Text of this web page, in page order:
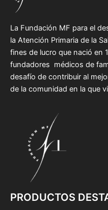
La Fundación MF para el
la Atención Primaria de la
fines de lucro que nació en
fundadores médicos de
desafío de contribuir al
de la comunidad en la que
PRODUCTOS